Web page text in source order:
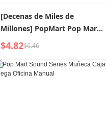
[Decenas de Miles de
Millones] PopMart Pop Mart
Colección Mano Pequeña
Tirón Serie Mano Pequeña
Caja Ciega Hecha a Mano
Regalo de Juego de Moda
$4.82$6.46